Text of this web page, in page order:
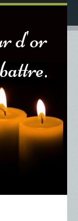
d'or